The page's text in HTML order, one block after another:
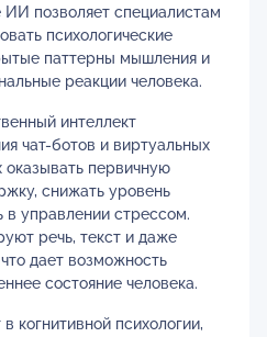
ИИ позволяет специалистам
психологические
паттерны мышления и
реакции человека.
интеллект
чат-ботов и виртуальных
оказывать первичную
снижать уровень
в управлении стрессом.
речь, текст и даже
дает возможность
состояние человека.
когнитивной психологии,